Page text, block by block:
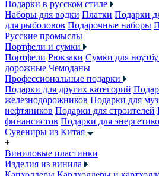
Подарки в русском стиле
Наборы для водки Платки Подарки
для рыболовов Подарочные наборы
Русские промыслы
Портфели и сумки
Портфели Рюкзаки Сумки для
дорожные Чемоданы
Профессиональные подарки
Подарки для других категорий
железнодорожников Подарки для
нефтяников Подарки для строителей
финансистов Подарки для
Сувениры из Китая
+
Виниловые пластинки
Изделия из винила